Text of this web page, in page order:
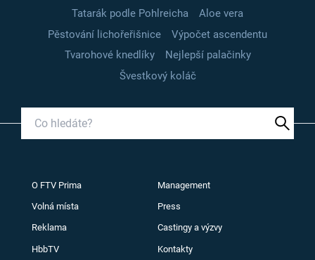
Tatarák podle Pohlreicha
Aloe vera
Pěstování lichořeřišnice
Výpočet ascendentu
Tvarohové knedlíky
Nejlepší palačinky
Švestkový koláč
O FTV Prima Management
Volná místa Press
Reklama Castingy a výzvy
HbbTV Kontakty